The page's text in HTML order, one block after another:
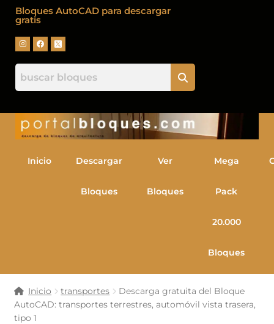
Bloques AutoCAD para descargar
gratis
Inicio Descargar
Bloques
Ver
Bloques
Mega
Pack
20.000
Bloques
Inicio transportes
Descarga gratuita del Bloque
AutoCAD: transportes terrestres, automóvil vista trasera,
tipo 1